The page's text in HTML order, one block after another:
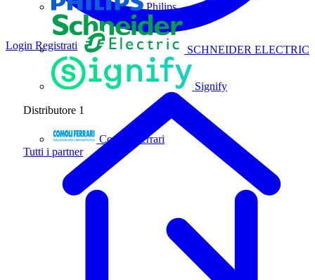
Philips
SCHNEIDER ELECTRIC
Signify
Distributore 1
Comoli Ferrari
Tutti i partner
Login Registrati